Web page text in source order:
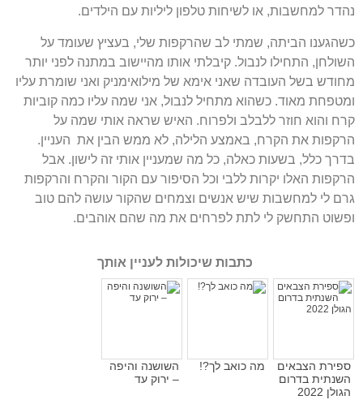
נהדר למחשבות, או לשיחות טלפון ליליות עם הילדים.
כשהגענו הביתה, שמתי לב שהרקפות שלי, בעציץ שעומד על
השולחן, התחילו לנבול. קיבלתי אותו מהיישוב במתנה לפני יותר
מחודש בשל העובדה שאני אימא של מילואימניק ואני שומרת עליו
ומטפחת מאוד. כשהוא מתחיל לנבול, אני שמה עליו כמה קוביות
קרח והוא חוזר ללבלב ולפרוח. האיש שראה אותי שמה על
הרקפות את הקרח, באמצע הלילה, לא ממש הבין את העניין.
בדרך כלל, בשעות כאלה, כל מה שמעניין אותי זה לישון. אבל
הרקפות האלו יקרות ללבי וכל הסיפור עם הקור והקרח והרקפות
גרם לי למחשבות שיש אנשים וצמחים שהקור עושה להם טוב
ופשוט התחשק לי לתת לפרחים את מה שהם אוהבים.
כתבות שיכולות לעניין אותך
ספירת הצבאים
השנתית בדרום
הגולן 2022
מה כואב לך?!
השושנה והיפה
– ירוק עד